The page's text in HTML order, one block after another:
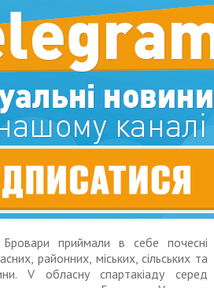
приймали в себе почесні
районних, міських, сільських та
V обласну спартакіаду серед